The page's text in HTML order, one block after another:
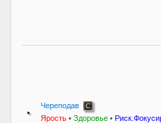
Череподав
Ярость • Здоровье •